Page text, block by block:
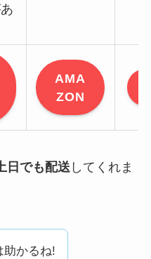
AMA
ZON
日でも配送してくれま
助かるね!